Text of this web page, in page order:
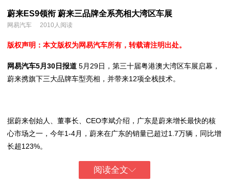
蔚来ES9领衔 蔚来三品牌全系亮相大湾区车展
网易汽车 2010人阅读
版权声明：本文版权为网易汽车所有，转载请注明出处。
网易汽车5月30日报道 5月29日，第三十届粤港澳大湾区车展启幕，
蔚来携旗下三大品牌车型亮相，并带来12项全栈技术。
据蔚来创始人、董事长、CEO李斌介绍，广东是蔚来增长最快的核
心市场之一，今年1-4月，蔚来在广东的销量已超过1.7万辆，同比增
长超123%。
阅读全文